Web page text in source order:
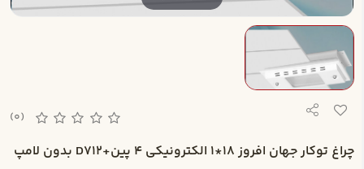
(0)
چراغ توکار جهان افروز 18*1 الکترونيکي 4 پين+D712 بدون لامپ